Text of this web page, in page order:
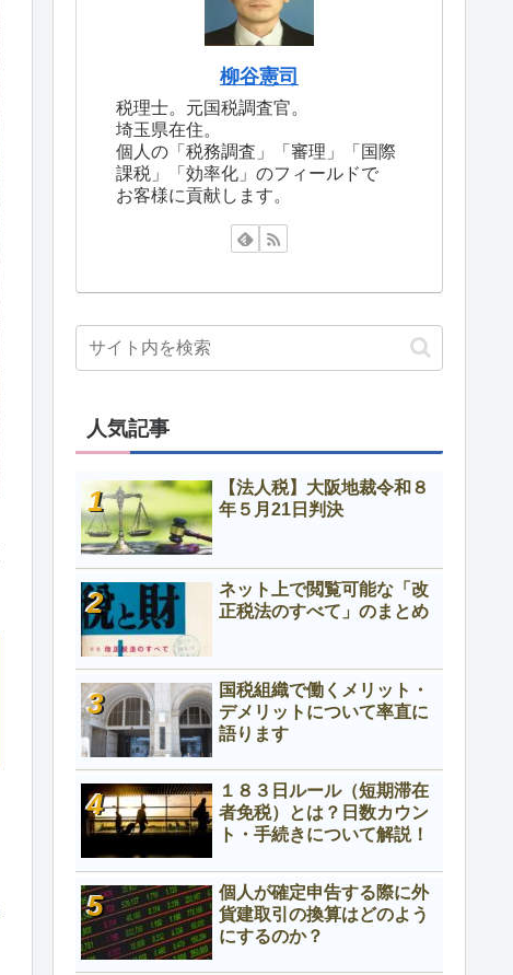
柳谷憲司
税理士。元国税調査官。
埼玉県在住。
個人の「税務調査」「審理」「国際
課税」「効率化」のフィールドで
お客様に貢献します。
人気記事
【法人税】大阪地裁令和８
年５月21日判決
ネット上で閲覧可能な「改
正税法のすべて」のまとめ
国税組織で働くメリット・
デメリットについて率直に
語ります
１８３日ルール（短期滞在
者免税）とは？日数カウン
ト・手続きについて解説！
個人が確定申告する際に外
貨建取引の換算はどのよう
にするのか？